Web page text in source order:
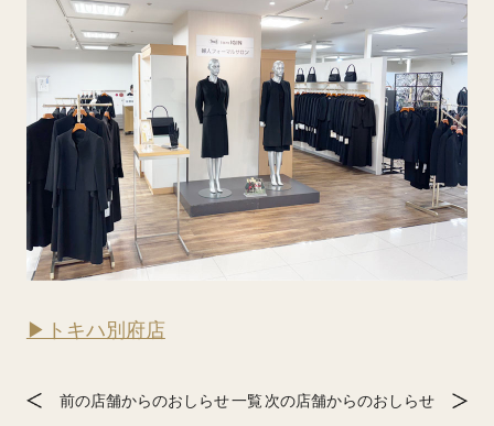
▶トキハ別府店
前の店舗からのおしらせ一覧次の店舗からのおしらせ